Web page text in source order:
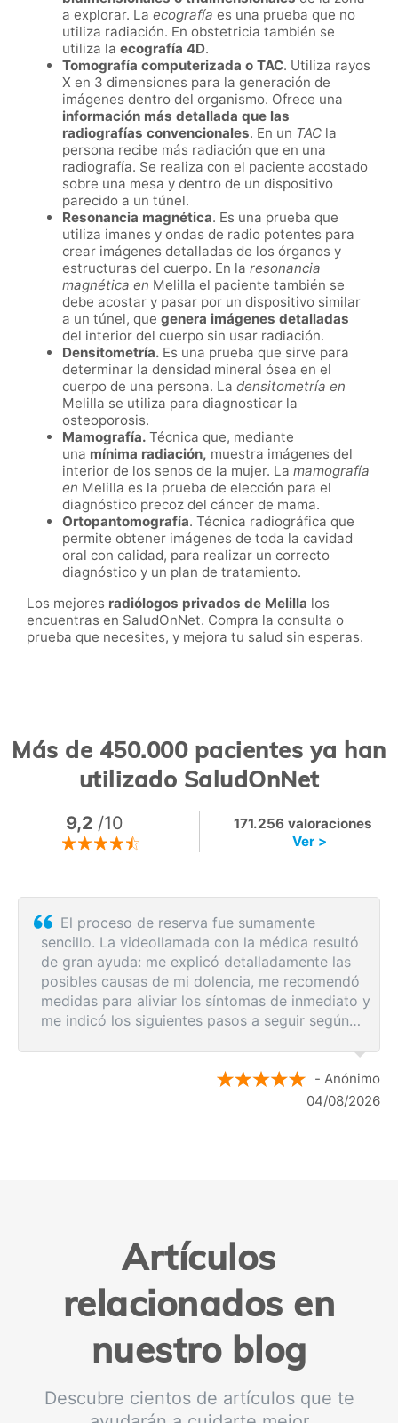
a explorar. La ecografía es una prueba que no
utiliza radiación. En obstetricia también se
utiliza la ecografía 4D.
Tomografía computerizada o TAC. Utiliza rayos
X en 3 dimensiones para la generación de
imágenes dentro del organismo. Ofrece una
información más detallada que las
radiografías convencionales. En un TAC la
persona recibe más radiación que en una
radiografía. Se realiza con el paciente acostado
sobre una mesa y dentro de un dispositivo
parecido a un túnel.
Resonancia magnética. Es una prueba que
utiliza imanes y ondas de radio potentes para
crear imágenes detalladas de los órganos y
estructuras del cuerpo. En la resonancia
magnética en Melilla el paciente también se
debe acostar y pasar por un dispositivo similar
a un túnel, que genera imágenes detalladas
del interior del cuerpo sin usar radiación.
Densitometría. Es una prueba que sirve para
determinar la densidad mineral ósea en el
cuerpo de una persona. La densitometría en
Melilla se utiliza para diagnosticar la
osteoporosis.
Mamografía. Técnica que, mediante
una mínima radiación, muestra imágenes del
interior de los senos de la mujer. La mamografía
en Melilla es la prueba de elección para el
diagnóstico precoz del cáncer de mama.
Ortopantomografía. Técnica radiográfica que
permite obtener imágenes de toda la cavidad
oral con calidad, para realizar un correcto
diagnóstico y un plan de tratamiento.
Los mejores radiólogos privados de Melilla los
encuentras en SaludOnNet. Compra la consulta o
prueba que necesites, y mejora tu salud sin esperas.
Más de 450.000 pacientes ya han
utilizado SaludOnNet
9,2 /10
171.256 valoraciones
Ver >
El proceso de reserva fue sumamente
sencillo. La videollamada con la médica resultó
de gran ayuda: me explicó detalladamente las
posibles causas de mi dolencia, me recomendó
medidas para aliviar los síntomas de inmediato y
me indicó los siguientes pasos a seguir según
- Anónimo
04/08/2026
Artículos
relacionados en
nuestro blog
Descubre cientos de artículos que te